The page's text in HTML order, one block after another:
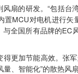
扇的研发。“包括
MCU对电机进行
全国所有品牌的EC
更加节能高效。张
、智能化”的散热风扇